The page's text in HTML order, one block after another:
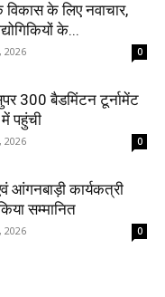
के लिए नवाचार,
के...
2026 0
300 बैडमिंटन टूर्नामेंट
पहुंची
2026 0
आंगनबाड़ी कार्यकत्री
सम्मानित
2026 0